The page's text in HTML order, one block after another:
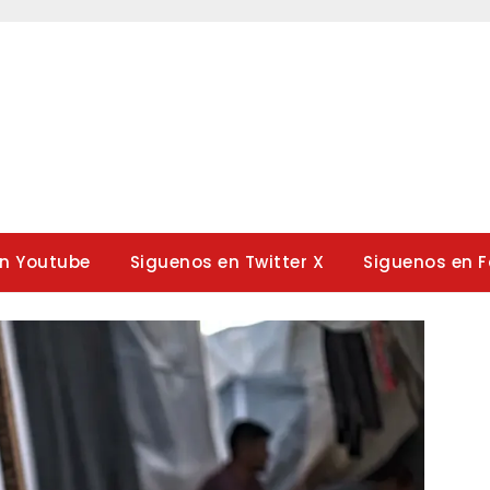
Youtube Siguenos en Twitter X Siguenos en